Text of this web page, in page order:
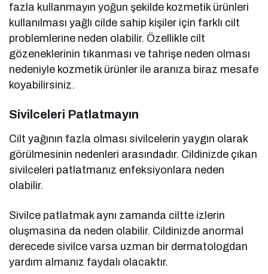
fazla kullanmayın yoğun şekilde kozmetik ürünleri
kullanılması yağlı cilde sahip kişiler için farklı cilt
problemlerine neden olabilir. Özellikle cilt
gözeneklerinin tıkanması ve tahrişe neden olması
nedeniyle kozmetik ürünler ile aranıza biraz mesafe
koyabilirsiniz.
Sivilceleri Patlatmayın
Cilt yağının fazla olması sivilcelerin yaygın olarak
görülmesinin nedenleri arasındadır. Cildinizde çıkan
sivilceleri patlatmanız enfeksiyonlara neden
olabilir.
Sivilce patlatmak aynı zamanda ciltte izlerin
oluşmasına da neden olabilir. Cildinizde anormal
derecede sivilce varsa uzman bir dermatologdan
yardım almanız faydalı olacaktır.